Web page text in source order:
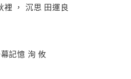
， 沉思 田運良
記憶 洵 攸